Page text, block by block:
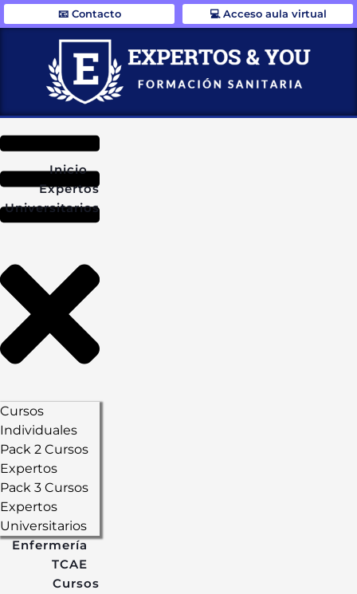
📧 Contacto 💻 Acceso aula virtual
Inicio
Expertos
Universitarios
Cursos
Individuales
Pack 2 Cursos
Expertos
Pack 3 Cursos
Expertos
Universitarios
Enfermería
TCAE
Cursos